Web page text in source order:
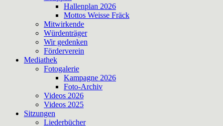
Hallenplan 2026
Mottos Weisse Fräck
Mitwirkende
Würdenträger
Wir gedenken
Förderverein
Mediathek
Fotogalerie
Kampagne 2026
Foto-Archiv
Videos 2026
Videos 2025
Sitzungen
Liederbücher